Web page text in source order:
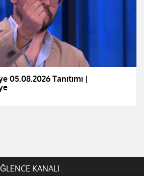
05.08.2026 Tanıtımı |
KANALI